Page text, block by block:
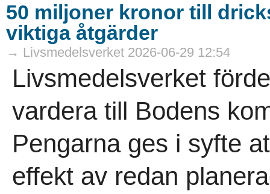
50 miljoner kronor till
viktiga åtgärder
→ Livsmedelsverket 2026-06-29 12:54
Livsmedelsverket
vardera till Bodens
Pengarna ges i syfte
effekt av redan